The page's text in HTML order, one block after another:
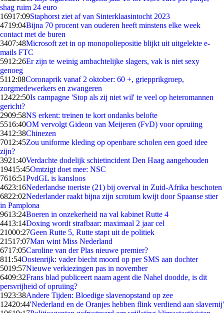
shag ruim 24 euro
16917:09Staphorst ziet af van Sinterklaasintocht 2023
4719:04Bijna 70 procent van ouderen heeft minstens elke week
contact met de buren
3407:48Microsoft zet in op monopoliepositie blijkt uit uitgelekte e-
mails FTC
5912:26Er zijn te weinig ambachtelijke slagers, vak is niet sexy
genoeg
5112:08Coronaprik vanaf 2 oktober: 60 +, griepprikgroep,
zorgmedewerkers en zwangeren
12422:50Is campagne 'Stop als zij niet wil' te veel op heteromannen
gericht?
2909:58NS erkent: treinen te kort ondanks belofte
5516:40OM vervolgt Gideon van Meijeren (FvD) voor opruiing
3412:38Chinezen
7012:45Zou uniforme kleding op openbare scholen een goed idee
zijn?
3921:40Verdachte dodelijk schietincident Den Haag aangehouden
19415:45Omtzigt doet mee: NSC
7616:51PvdGL is kansloos
4623:16Nederlandse toeriste (21) bij overval in Zuid-Afrika beschoten
6822:02Nederlander raakt bijna zijn scrotum kwijt door Spaanse stier
in Pamplona
9613:24Boeren in onzekerheid na val kabinet Rutte 4
4413:14Doxing wordt strafbaar: maximaal 2 jaar cel
21000:27Geen Rutte 5, Rutte stapt uit de politiek
21517:07Man wint Miss Nederland
6717:05Caroline van der Plas nieuwe premier?
811:54Oostenrijk: vader biecht moord op per SMS aan dochter
5019:57Nieuwe verkiezingen pas in november
6409:32Frans blad publiceert naam agent die Nahel doodde, is dit
persvrijheid of opruiing?
1923:38Andere Tijden: Bloedige slavenopstand op zee
12420:44'Nederland en de Oranjes hebben flink verdiend aan slavernij'